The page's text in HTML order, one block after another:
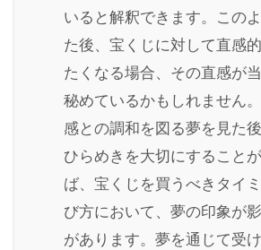
いると解釈できます。この
た後、宝くじに対して直感
たくなる場合、その直感が
秘めているかもしれません
感との調和を図る夢を見た
ひらめきを大切にすること
ば、宝くじを買うべきタイ
び方において、夢の印象が
があります。夢を通じて受